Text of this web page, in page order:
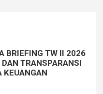
BRIEFING TW II 2026
TRANSPARANSI
KEUANGAN